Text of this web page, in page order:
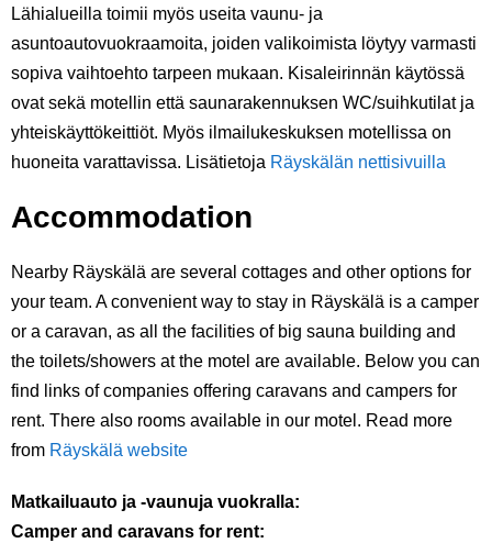
Lähialueilla toimii myös useita vaunu- ja
asuntoautovuokraamoita, joiden valikoimista löytyy varmasti
sopiva vaihtoehto tarpeen mukaan. Kisaleirinnän käytössä
ovat sekä motellin että saunarakennuksen WC/suihkutilat ja
yhteiskäyttökeittiöt. Myös ilmailukeskuksen motellissa on
huoneita varattavissa. Lisätietoja Räyskälän nettisivuilla
Accommodation
Nearby Räyskälä are several cottages and other options for
your team. A convenient way to stay in Räyskälä is a camper
or a caravan, as all the facilities of big sauna building and
the toilets/showers at the motel are available. Below you can
find links of companies offering caravans and campers for
rent. There also rooms available in our motel. Read more
from Räyskälä website
Matkailuauto ja -vaunuja vuokralla:
Camper and caravans for rent: